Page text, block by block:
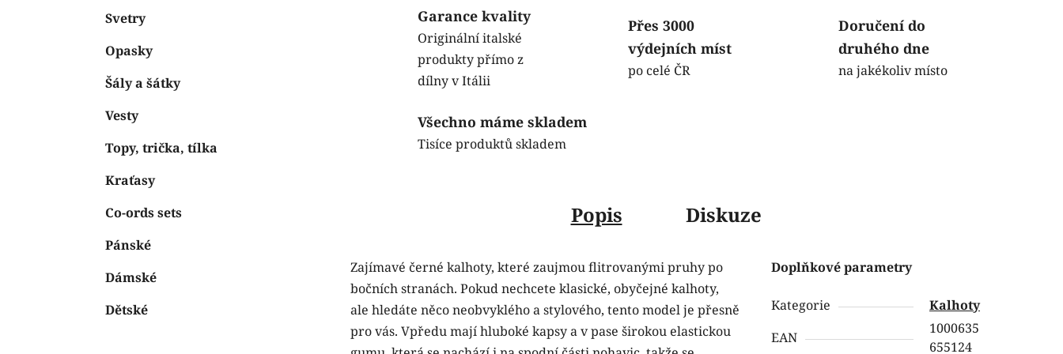
Svetry
Opasky
Šály a šátky
Vesty
Topy, trička, tílka
Kraťasy
Co-ords sets
Pánské
Dámské
Dětské
Garance kvality
Originální italské
produkty přímo z
dílny v Itálii
Přes 3000
výdejních míst
po celé ČR
Doručení do
druhého dne
na jakékoliv místo
Všechno máme skladem
Tisíce produktů skladem
Popis Diskuze
Zajímavé černé kalhoty, které zaujmou flitrovanými pruhy po
bočních stranách. Pokud nechcete klasické, obyčejné kalhoty,
ale hledáte něco neobvyklého a stylového, tento model je přesně
pro vás. Vpředu mají hluboké kapsy a v pase širokou elastickou
Doplňkové parametry
Kategorie
Kalhoty
EAN
1000635
655124